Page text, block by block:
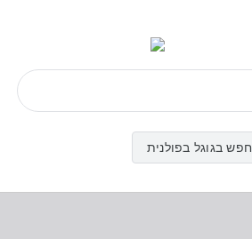
חפש בגוגל בפולנית